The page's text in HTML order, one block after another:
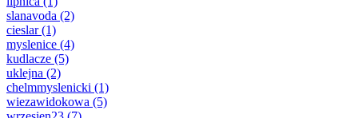
slanavoda (2)
cieslar(1)
myslenice (4)
kudlacze (5)
uklejna (2)
chelmmyslenicki (1)
wiezawidokowa (5)